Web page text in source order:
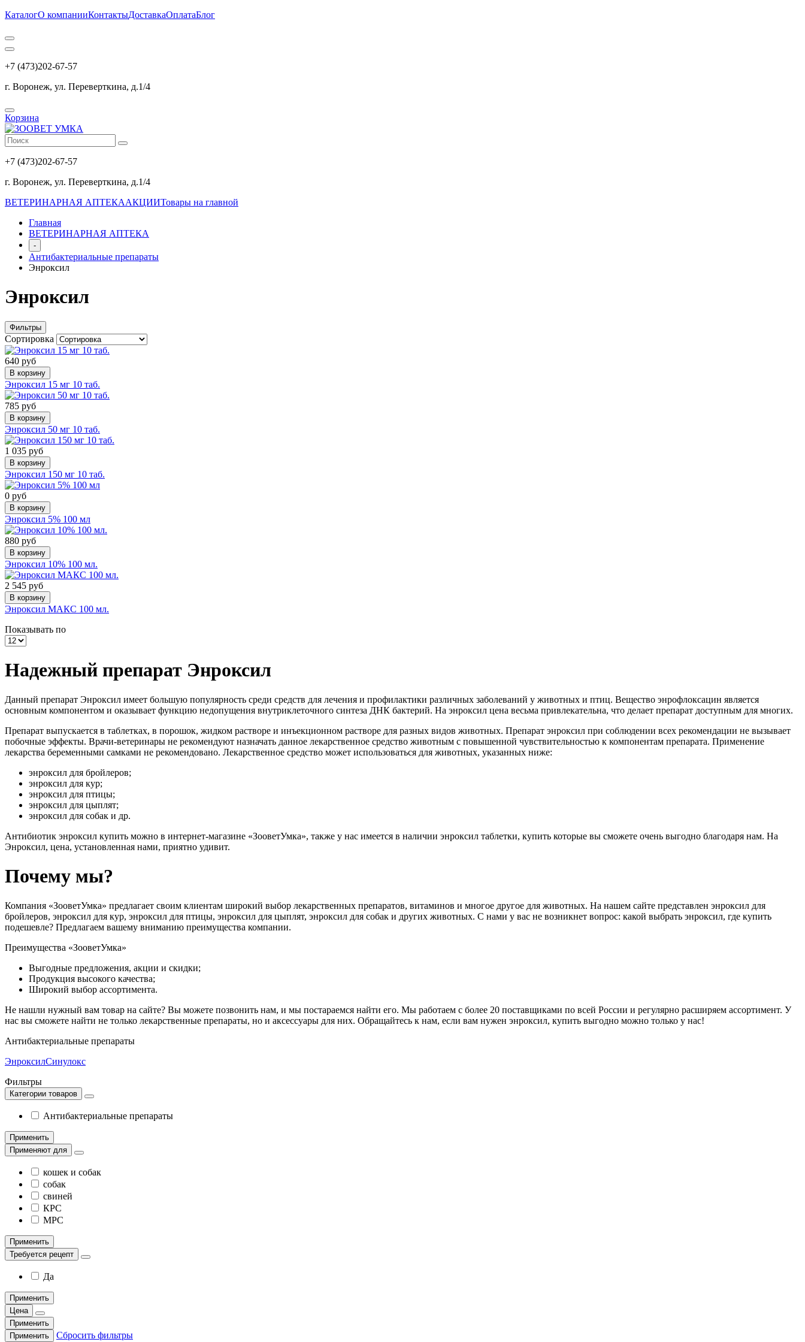
КаталогО компанииКонтактыДоставкаОплатаБлог
+7 (473)202-67-57
г. Воронеж, ул. Переверткина, д.1/4
Корзина
+7 (473)202-67-57
г. Воронеж, ул. Переверткина, д.1/4
ВЕТЕРИНАРНАЯ АПТЕКААКЦИИТовары на главной
Главная
ВЕТЕРИНАРНАЯ АПТЕКА
-
Антибактериальные препараты
Энроксил
Энроксил
Фильтры
Сортировка
640 руб
В корзину
Энроксил 15 мг 10 таб.
785 руб
В корзину
Энроксил 50 мг 10 таб.
1 035 руб
В корзину
Энроксил 150 мг 10 таб.
0 руб
В корзину
Энроксил 5% 100 мл
880 руб
В корзину
Энроксил 10% 100 мл.
2 545 руб
В корзину
Энроксил МАКС 100 мл.
Показывать по
Надежный препарат Энроксил
Данный препарат Энроксил имеет большую популярность среди средств для лечения и профилактики различных заболеваний у животных и птиц. Вещество энрофлоксацин является
основным компонентом и оказывает функцию недопущения внутриклеточного синтеза ДНК бактерий. На энроксил цена весьма привлекательна, что делает препарат доступным для многих.
Препарат выпускается в таблетках, в порошок, жидком растворе и инъекционном растворе для разных видов животных. Препарат энроксил при соблюдении всех рекомендации не вызывает
побочные эффекты. Врачи-ветеринары не рекомендуют назначать данное лекарственное средство животным с повышенной чувствительностью к компонентам препарата. Применение
лекарства беременными самками не рекомендовано. Лекарственное средство может использоваться для животных, указанных ниже:
энроксил для бройлеров;
энроксил для кур;
энроксил для птицы;
энроксил для цыплят;
энроксил для собак и др.
Антибиотик энроксил купить можно в интернет-магазине «ЗооветУмка», также у нас имеется в наличии энроксил таблетки, купить которые вы сможете очень выгодно благодаря нам. На
Энроксил, цена, установленная нами, приятно удивит.
Почему мы?
Компания «ЗооветУмка» предлагает своим клиентам широкий выбор лекарственных препаратов, витаминов и многое другое для животных. На нашем сайте представлен энроксил для
бройлеров, энроксил для кур, энроксил для птицы, энроксил для цыплят, энроксил для собак и других животных. С нами у вас не возникнет вопрос: какой выбрать энроксил, где купить
подешевле? Предлагаем вашему вниманию преимущества компании.
Преимущества «ЗооветУмка»
Выгодные предложения, акции и скидки;
Продукция высокого качества;
Широкий выбор ассортимента.
Не нашли нужный вам товар на сайте? Вы можете позвонить нам, и мы постараемся найти его. Мы работаем с более 20 поставщиками по всей России и регулярно расширяем ассортимент. У
нас вы сможете найти не только лекарственные препараты, но и аксессуары для них. Обращайтесь к нам, если вам нужен энроксил, купить выгодно можно только у нас!
Антибактериальные препараты
ЭнроксилСинулокс
Фильтры
Категории товаров
Антибактериальные препараты
Применить
Применяют для
кошек и собак
собак
свиней
КРС
МРС
Применить
Требуется рецепт
Да
Применить
Цена
Применить
Применить
Сбросить фильтры